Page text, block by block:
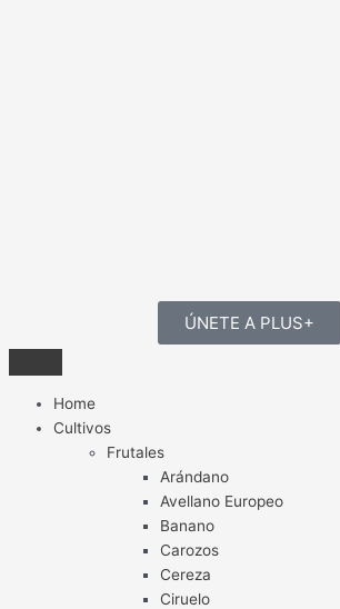
ÚNETE A PLUS+
Home
Cultivos
Frutales
Arándano
Avellano Europeo
Banano
Carozos
Cereza
Ciruelo